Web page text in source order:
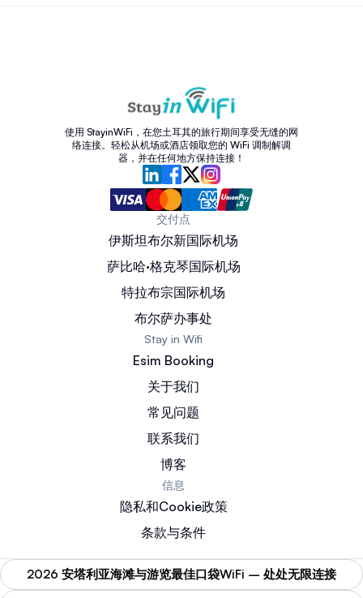
使用 StayinWiFi，在您土耳其的旅行期间享受无缝的网
络连接。轻松从机场或酒店领取您的 WiFi 调制解调
器，并在任何地方保持连接！
交付点
伊斯坦布尔新国际机场
萨比哈·格克琴国际机场
特拉布宗国际机场
布尔萨办事处
Stay in Wifi
Esim Booking
关于我们
常见问题
联系我们
博客
信息
隐私和Cookie政策
条款与条件
2026 安塔利亚海滩与游览最佳口袋WiFi – 处处无限连接